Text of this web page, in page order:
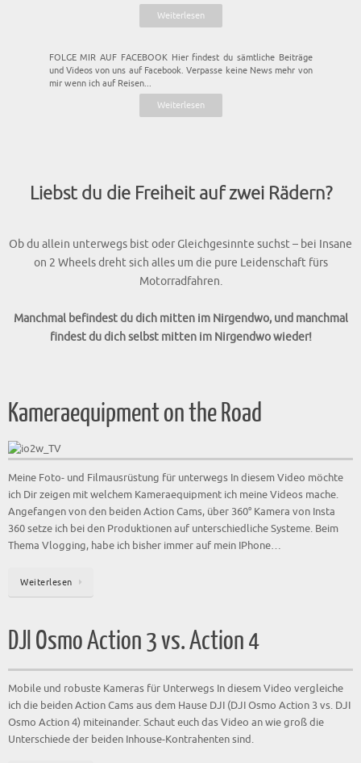
Weiterlesen
FOLGE MIR AUF FACEBOOK Hier findest du sämtliche Beiträge
und Videos von uns auf Facebook. Verpasse keine News mehr von
mir wenn ich auf Reisen...
Weiterlesen
Liebst du die Freiheit auf zwei Rädern?
Ob du allein unterwegs bist oder Gleichgesinnte suchst – bei Insane
on 2 Wheels dreht sich alles um die pure Leidenschaft fürs
Motorradfahren.
Manchmal befindest du dich mitten im Nirgendwo, und manchmal
findest du dich selbst mitten im Nirgendwo wieder!
Kameraequipment on the Road
Meine Foto- und Filmausrüstung für unterwegs In diesem Video möchte
ich Dir zeigen mit welchem Kameraequipment ich meine Videos mache.
Angefangen von den beiden Action Cams, über 360° Kamera von Insta
360 setze ich bei den Produktionen auf unterschiedliche Systeme. Beim
Thema Vlogging, habe ich bisher immer auf mein IPhone…
Weiterlesen
DJI Osmo Action 3 vs. Action 4
Mobile und robuste Kameras für Unterwegs In diesem Video vergleiche
ich die beiden Action Cams aus dem Hause DJI (DJI Osmo Action 3 vs. DJI
Osmo Action 4) miteinander. Schaut euch das Video an wie groß die
Unterschiede der beiden Inhouse-Kontrahenten sind.